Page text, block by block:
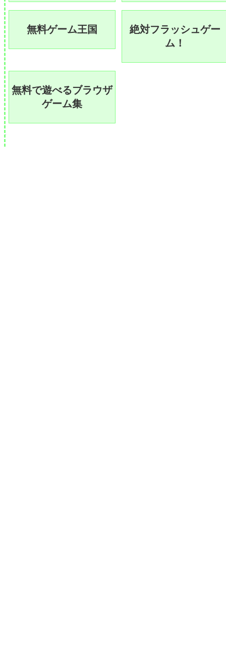
無料ゲーム王国
絶対フラッシュゲー
ム！
無料で遊べるブラウザ
ゲーム集